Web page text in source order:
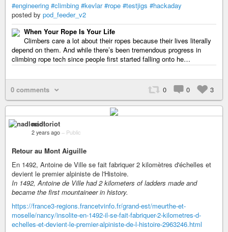
#engineering #climbing #kevlar #rope #testjigs #hackaday
posted by pod_feeder_v2
When Your Rope Is Your Life
Climbers care a lot about their ropes because their lives literally
depend on them. And while there’s been tremendous progress in
climbing rope tech since people first started falling onto he…
0 comments 0 0 3
nadloriot
2 years ago – Public
Retour au Mont Aiguille
En 1492, Antoine de Ville se fait fabriquer 2 kilomètres d'échelles et
devient le premier alpiniste de l'Histoire.
In 1492, Antoine de Ville had 2 kilometers of ladders made and
became the first mountaineer in history.
https://france3-regions.francetvinfo.fr/grand-est/meurthe-et-
moselle/nancy/insolite-en-1492-il-se-fait-fabriquer-2-kilometres-d-
echelles-et-devient-le-premier-alpiniste-de-l-histoire-2963246.html